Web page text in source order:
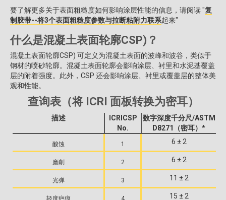
要了解更多关于表面粗糙度如何影响涂层性能的信息，请阅读 "复
制胶带--将3个表面粗糙度参数与拉断粘附力联系起来"
什么是混凝土表面轮廓CSP)？
混凝土表面轮廓CSP) 可定义为混凝土表面的波峰和波谷，类似于
钢材的喷砂轮廓。混凝土表面轮廓会影响涂层、衬里和水泥基覆盖
层的附着强度。此外，CSP 还会影响涂层、衬里或覆盖层的整体美
观和性能。
查询表（将 ICRI 面板转换为密耳）
描述
ICRICSP
No.
数字深度千分尺/ASTM
D8271（密耳）*
6 ± 2
1
6 ± 2
磨削 2
酸蚀
11 ± 2
3
光弹
15 ± 2
4
轻度疤痕